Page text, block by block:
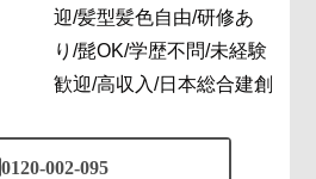
迎/髪型髪色自由/研修あ
り/髭OK/学歴不問/未経験
歓迎/高収入/日本総合建創
0120-002-095